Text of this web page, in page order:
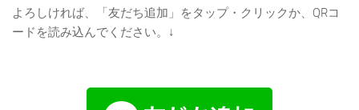
よろしければ、「友だち追加」をタップ・クリックか、QRコ
ードを読み込んでください。↓